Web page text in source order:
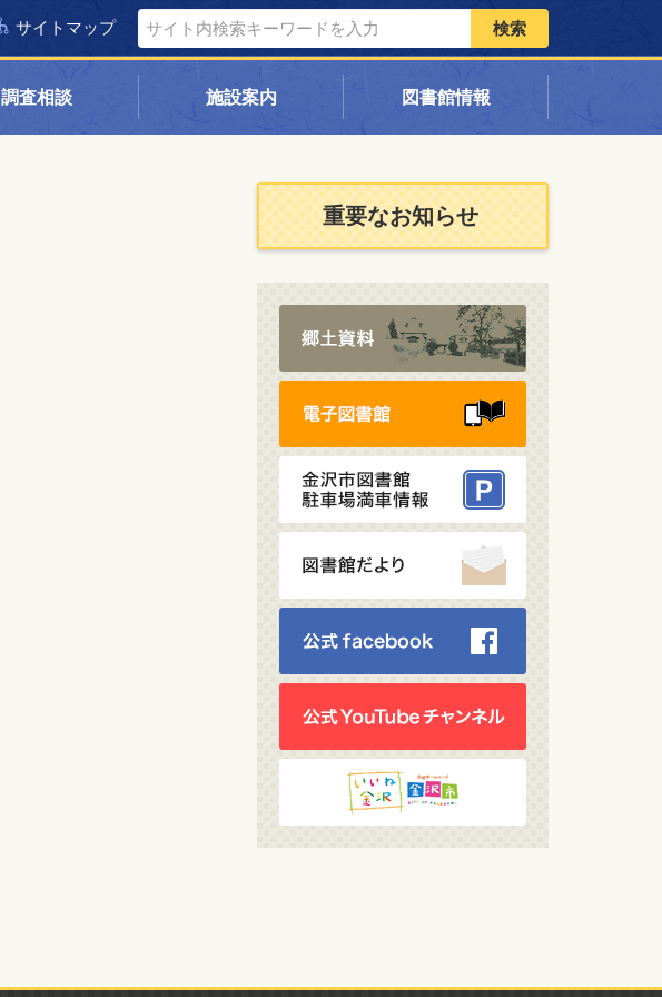
サイトマップ 検索
調査相談 施設案内 図書館情報
重要なお知らせ